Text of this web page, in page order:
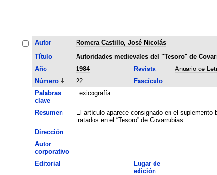
Autor
Romera Castillo, José Nicolás
Título
Autoridades medievales del "Tesoro" de
Año
1984 Revista
Anuario de
Número
22
Fascículo
Palabras
clave
Lexicografía
Resumen
El artículo aparece consignado en el suplemento
tratados en el “Tesoro” de Covarrubias.
Dirección
Autor
corporativo
Editorial
Lugar de
edición